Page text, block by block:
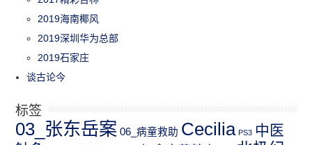
2019海南椰风
2019深圳华为总部
2019石家庄
谈古论今
标签
03_张东岳案 06_病童救助 Cecilia PS3 中医